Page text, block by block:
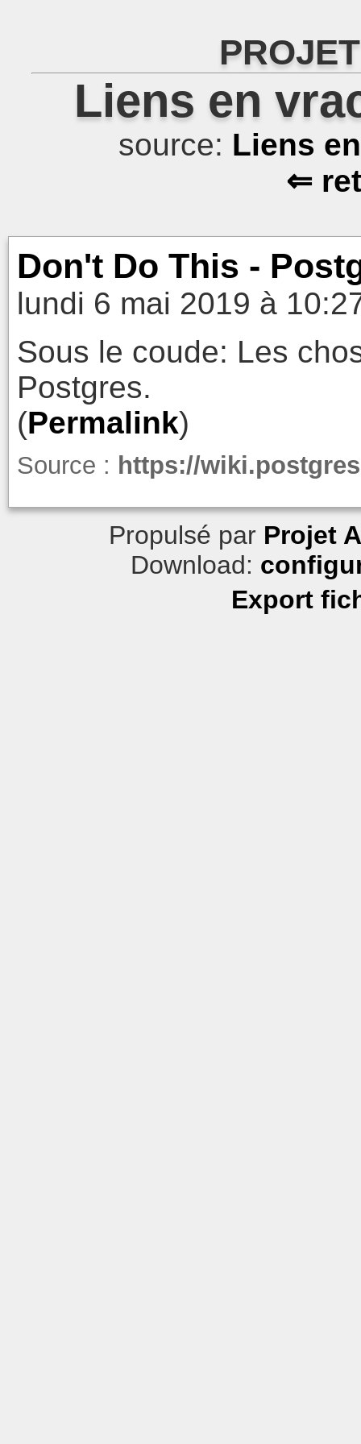
Liens en
source: Liens
⇐
Don't Do This -
lundi 6 mai 2019 à
Sous le coude: Les
Postgres.
(Permalink)
Source : https://
Propulsé par Projet
Download:
Export